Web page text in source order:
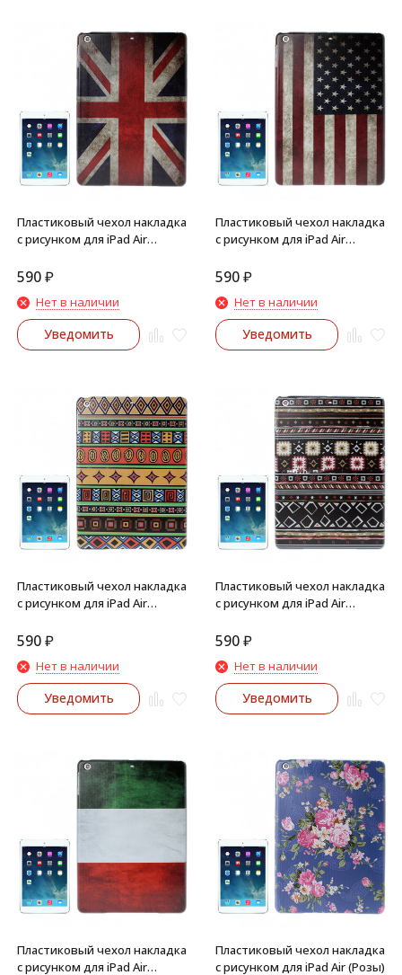
Пластиковый чехол накладка
с рисунком для iPad Air
590₽
Нет в наличии
Уведомить
Пластиковый чехол накладка
с рисунком для iPad Air
590₽
Нет в наличии
Уведомить
Пластиковый чехол накладка
с рисунком для iPad Air
590₽
Нет в наличии
Уведомить
Пластиковый чехол накладка
с рисунком для iPad Air
590₽
Нет в наличии
Уведомить
Пластиковый чехол накладка
с рисунком для iPad Air
Пластиковый чехол накладка
с рисунком для iPad Air (Розы)